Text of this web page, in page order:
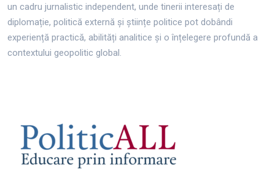
un cadru jurnalistic independent, unde tinerii interesați de
diplomație, politică externă și științe politice pot dobândi
experiență practică, abilități analitice și o înțelegere profundă a
contextului geopolitic global.